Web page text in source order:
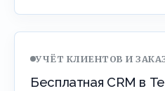
УЧЁТ КЛИЕНТОВ И
Бесплатная CRM в